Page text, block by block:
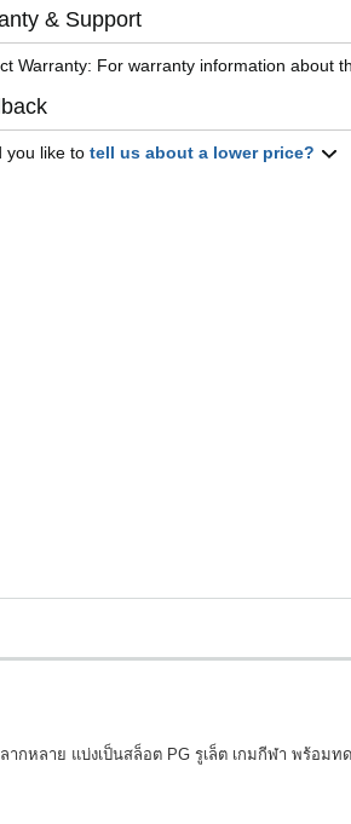
& Support
Warranty: For warranty information about
you like totell us about a lower price?
หลาย แบ่งเป็นสล็อต PG รูเล็ต เกมกีฬา พร้อมท